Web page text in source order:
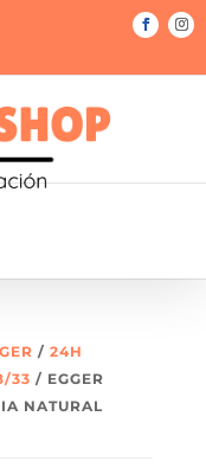
/ 24H
33 / EGGER
NATURAL